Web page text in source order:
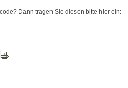
Dann tragen Sie diesen bitte hier ein: